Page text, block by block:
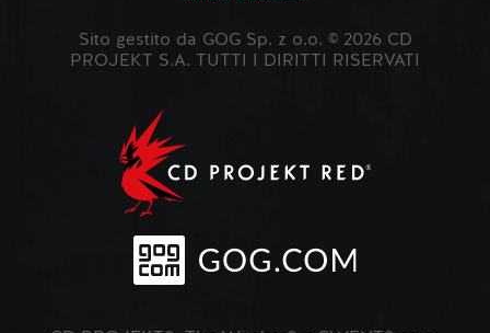
Sito gestito da GOG Sp. z o.o. © 2026 CD
PROJEKT S.A. TUTTI I DIRITTI RISERVATI